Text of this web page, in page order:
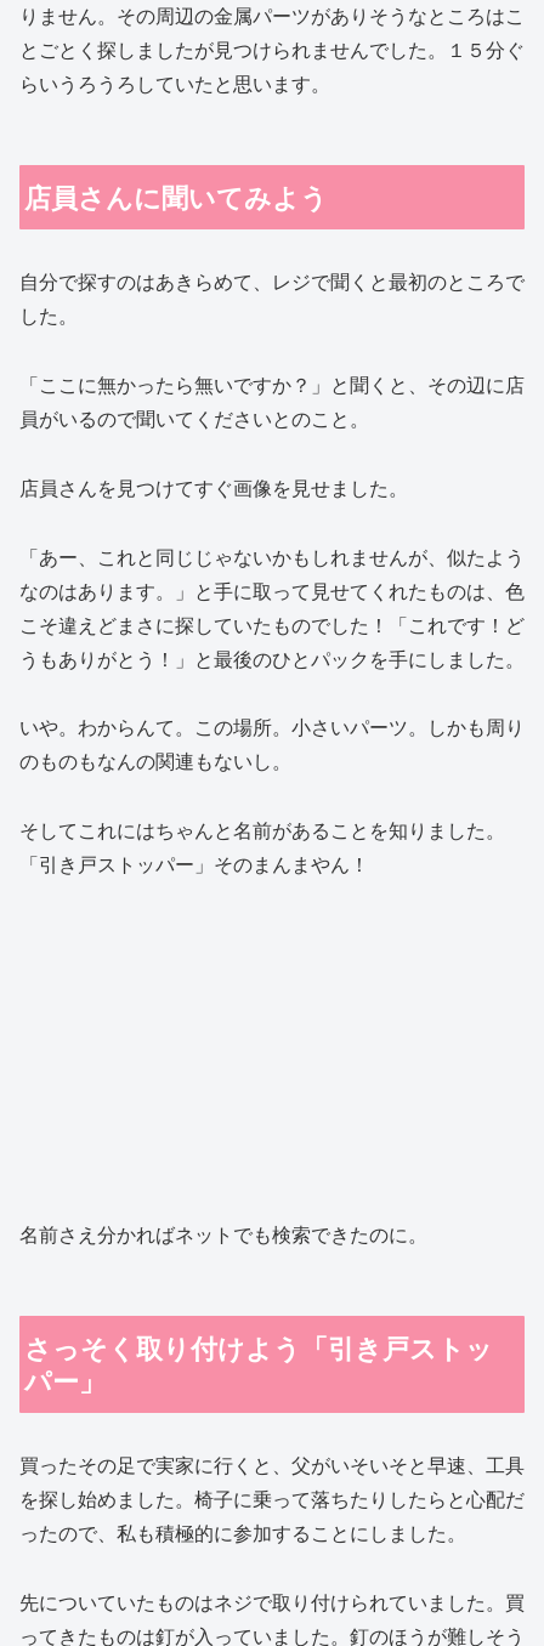
りません。その周辺の金属パーツがありそうなところはこ
とごとく探しましたが見つけられませんでした。１５分ぐ
らいうろうろしていたと思います。
店員さんに聞いてみよう
自分で探すのはあきらめて、レジで聞くと最初のところで
した。
「ここに無かったら無いですか？」と聞くと、その辺に店
員がいるので聞いてくださいとのこと。
店員さんを見つけてすぐ画像を見せました。
「あー、これと同じじゃないかもしれませんが、似たよう
なのはあります。」と手に取って見せてくれたものは、色
こそ違えどまさに探していたものでした！「これです！ど
うもありがとう！」と最後のひとパックを手にしました。
いや。わからんて。この場所。小さいパーツ。しかも周り
のものもなんの関連もないし。
そしてこれにはちゃんと名前があることを知りました。
「引き戸ストッパー」そのまんまやん！
名前さえ分かればネットでも検索できたのに。
さっそく取り付けよう「引き戸ストッ
パー」
買ったその足で実家に行くと、父がいそいそと早速、工具
を探し始めました。椅子に乗って落ちたりしたらと心配だ
ったので、私も積極的に参加することにしました。
先についていたものはネジで取り付けられていました。買
ってきたものは釘が入っていました。釘のほうが難しそう